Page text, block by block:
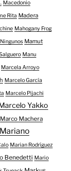
Macedonio
Rita Madera
Mahogany Frog
Mamut
Manu
Marcela Arroyo
Marcelo García
Marcelo Pijachi
Yakko
Marco Machera
Mariano
Marian Rodríguez
Benedetti Mario